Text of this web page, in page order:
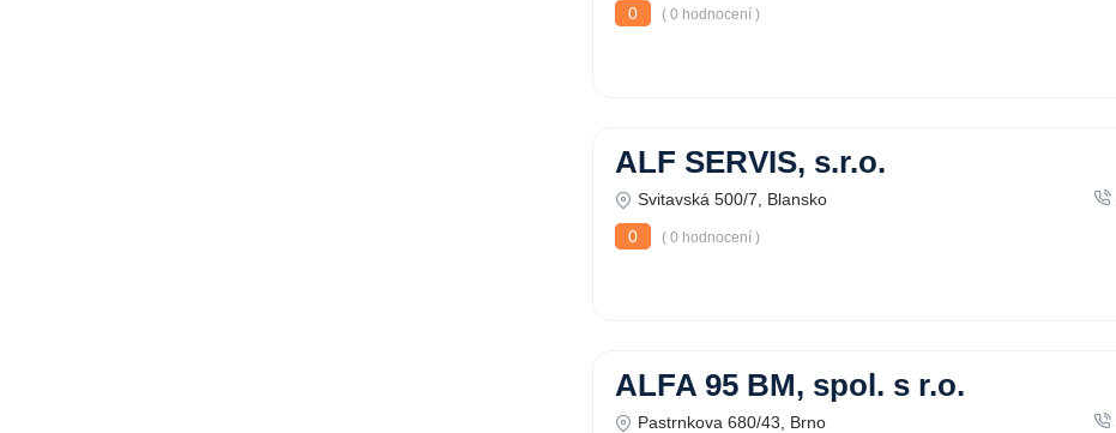
0
( 0 hodnocení )
ALF SERVIS, s.r.o.
Svitavská 500/7, Blansko
0
( 0 hodnocení )
ALFA 95 BM, spol. s r.o.
Pastrnkova 680/43, Brno